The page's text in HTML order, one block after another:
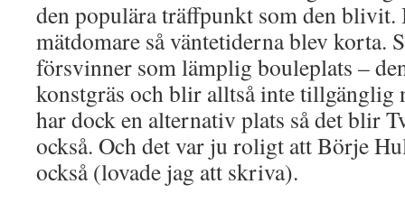
den populära träffpunkt som den blivit.
mätdomare så väntetiderna blev korta.
försvinner som lämplig bouleplats –
konstgräs och blir alltså inte tillgänglig
har dock en alternativ plats så det blir
också. Och det var ju roligt att Börje
också (lovade jag att skriva).